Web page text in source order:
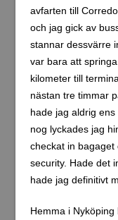
avfarten till
och jag gick av
stannar dessvärre
var bara att
kilometer till
nästan tre timmar
hade jag aldrig
nog lyckades jag
checkat in bagaget
security. Hade det
hade jag definitivt
Hemma i